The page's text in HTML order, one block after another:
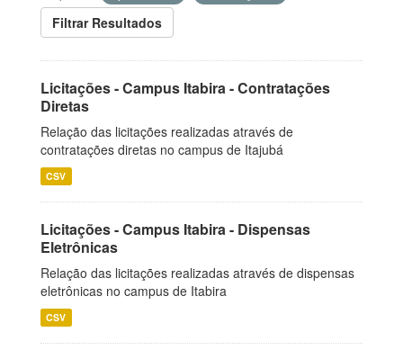
Filtrar Resultados
Licitações - Campus Itabira - Contratações
Diretas
Relação das licitações realizadas através de
contratações diretas no campus de Itajubá
CSV
Licitações - Campus Itabira - Dispensas
Eletrônicas
Relação das licitações realizadas através de dispensas
eletrônicas no campus de Itabira
CSV